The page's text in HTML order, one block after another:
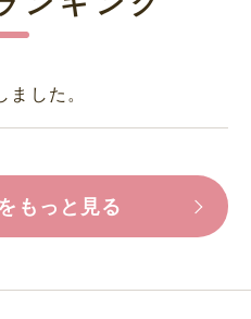
した。
もっと見る